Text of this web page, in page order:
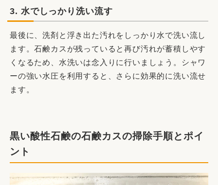
3. 水でしっかり洗い流す
最後に、洗剤と浮き出た汚れをしっかり水で洗い流し
ます。石鹸カスが残っていると再び汚れが蓄積しやす
くなるため、水洗いは念入りに行いましょう。シャワ
ーの強い水圧を利用すると、さらに効果的に洗い流せ
ます。
黒い酸性石鹸の石鹸カスの掃除手順とポイ
ント